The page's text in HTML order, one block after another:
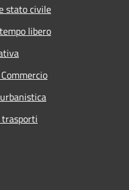
stato civile
libero